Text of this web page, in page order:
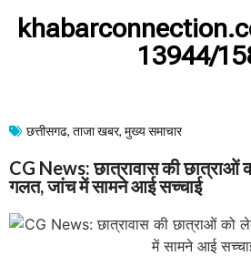
13944/
छत्तीसगढ, ताजा खबर, मुख्य समाचार​
CG News: छात्रावास की
गलत, जांच में सामने आई सच्चाई